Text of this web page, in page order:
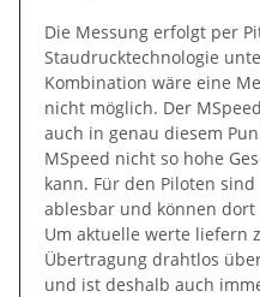
Die Messung erfolgt per
Staudrucktechnologie
Kombination wäre eine
nicht möglich. Der
auch in genau diesem
MSpeed nicht so hohe
kann. Für den Piloten
ablesbar und können
Um aktuelle werte liefern
Übertragung drahtlos
und ist deshalb auch